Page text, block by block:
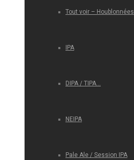
Tout voir – Houblonnées
IPA
DIPA / TIPA…
NEIPA
Pale Ale / Session IPA